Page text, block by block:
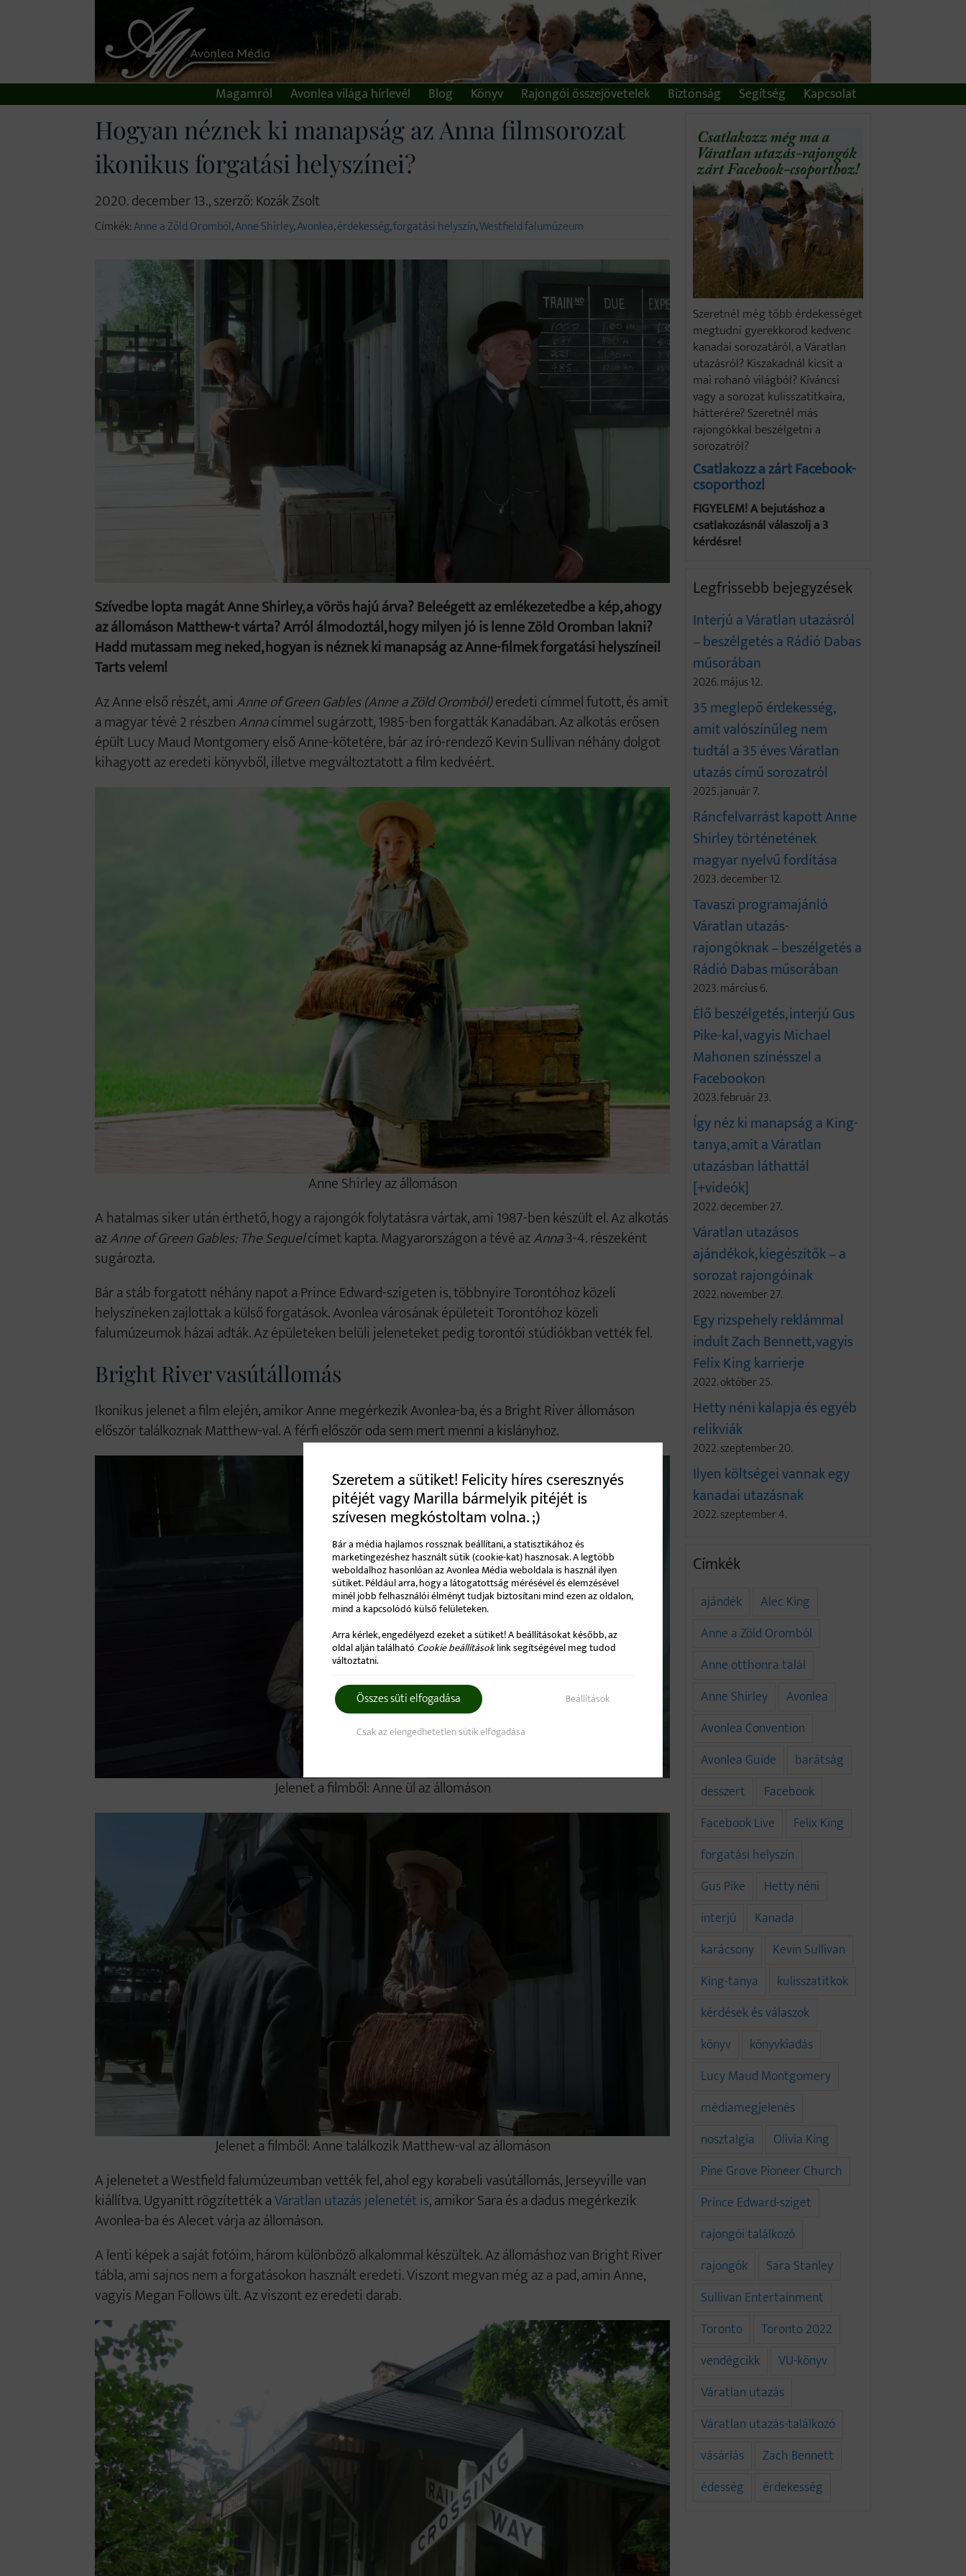
Magamról Avonlea világa hírlevél Blog Könyv Rajongói összejövetelek Biztonság Segítség Kapcsolat
Hogyan néznek ki manapság az Anna filmsorozat
ikonikus forgatási helyszínei?
2020. december 13., szerző: Kozák Zsolt
Címkék:Anne a Zöld Oromból,Anne Shirley,Avonlea,érdekesség,forgatási helyszín,Westfield falumúzeum
Szívedbe lopta magát Anne Shirley, a vörös hajú árva? Beleégett az emlékezetedbe a kép, ahogy
az állomáson Matthew-t várta? Arról álmodoztál, hogy milyen jó is lenne Zöld Oromban lakni?
Hadd mutassam meg neked, hogyan is néznek ki manapság az Anne-filmek forgatási helyszínei!
Tarts velem!
Az Anne első részét, amiAnne of Green Gables (Anne a Zöld Oromból)eredeti címmel futott, és amit
a magyar tévé 2 részbenAnnacímmel sugárzott, 1985-ben forgatták Kanadában. Az alkotás erősen
épült Lucy Maud Montgomery első Anne-kötetére, bár az író-rendező Kevin Sullivan néhány dolgot
kihagyott az eredeti könyvből, illetve megváltoztatott a film kedvéért.
Anne Shirley az állomáson
A hatalmas siker után érthető, hogy a rajongók folytatásra vártak, ami 1987-ben készült el. Az alkotás
azAnne of Green Gables: The Sequelcímet kapta. Magyarországon a tévé azAnna3-4. részeként
sugározta.
Bár a stáb forgatott néhány napot a Prince Edward-szigeten is, többnyire Torontóhoz közeli
helyszíneken zajlottak a külső forgatások. Avonlea városának épületeit Torontóhoz közeli
falumúzeumok házai adták. Az épületeken belüli jeleneteket pedig torontói stúdiókban vették fel.
Bright River vasútállomás
Ikonikus jelenet a film elején, amikor Anne megérkezik Avonlea-ba, és a Bright River állomáson
először találkoznak Matthew-val. A férfi először oda sem mert menni a kislányhoz.
Jelenet a filmből: Anne ül az állomáson
Jelenet a filmből: Anne találkozik Matthew-val az állomáson
A jelenetet a Westfield falumúzeumban vették fel, ahol egy korabeli vasútállomás, Jerseyville van
kiállítva. Ugyanitt rögzítették aVáratlan utazás jelenetét is, amikor Sara és a dadus megérkezik
Avonlea-ba és Alecet várja az állomáson.
A lenti képek a saját fotóim, három különböző alkalommal készültek. Az állomáshoz van Bright River
tábla, ami sajnos nem a forgatásokon használt eredeti. Viszont megvan még az a pad, amin Anne,
vagyis Megan Follows ült. Az viszont ez eredeti darab.
Szeretnél még több érdekességet
megtudni gyerekkorod kedvenc
kanadai sorozatáról, a Váratlan
utazásról? Kiszakadnál kicsit a
mai rohanó világból? Kíváncsi
vagy a sorozat kulisszatitkaira,
hátterére? Szeretnél más
rajongókkal beszélgetni a
sorozatról?
Csatlakozz a zárt Facebook-
csoporthoz!
FIGYELEM! A bejutáshoz a
csatlakozásnál válaszolj a 3
kérdésre!
Legfrissebb bejegyzések
Interjú a Váratlan utazásról
– beszélgetés a Rádió Dabas
műsorában
2026. május 12.
35 meglepő érdekesség,
amit valószínűleg nem
tudtál a 35 éves Váratlan
utazás című sorozatról
2025. január 7.
Ráncfelvarrást kapott Anne
Shirley történetének
magyar nyelvű fordítása
2023. december 12.
Tavaszi programajánló
Váratlan utazás-
rajongóknak – beszélgetés a
Rádió Dabas műsorában
2023. március 6.
Élő beszélgetés, interjú Gus
Pike-kal, vagyis Michael
Mahonen színésszel a
Facebookon
2023. február 23.
Így néz ki manapság a King-
tanya, amit a Váratlan
utazásban láthattál
[+videók]
2022. december 27.
Váratlan utazásos
ajándékok, kiegészítők – a
sorozat rajongóinak
2022. november 27.
Egy rizspehely reklámmal
indult Zach Bennett, vagyis
Felix King karrierje
2022. október 25.
Hetty néni kalapja és egyéb
relikviák
2022. szeptember 20.
Ilyen költségei vannak egy
kanadai utazásnak
2022. szeptember 4.
Címkék
ajándék
Alec King
Anne a Zöld Oromból
Anne otthonra talál
Anne Shirley
Avonlea
Avonlea Convention
Avonlea Guide
barátság
desszert
Facebook
Facebook Live
Felix King
forgatási helyszín
Gus Pike
Hetty néni
interjú
Kanada
karácsony
Kevin Sullivan
King-tanya
kulisszatitkok
kérdések és válaszok
könyv
könyvkiadás
Lucy Maud Montgomery
médiamegjelenés
nosztalgia
Olivia King
Pine Grove Pioneer Church
Prince Edward-sziget
rajongói találkozó
rajongók
Sara Stanley
Sullivan Entertainment
Toronto
Toronto 2022
vendégcikk
VU-könyv
Váratlan utazás
Váratlan utazás-találkozó
vásárlás
Zach Bennett
édesség
érdekesség
Szeretem a sütiket! Felicity híres cseresznyés
pitéjét vagy Marilla bármelyik pitéjét is
szívesen megkóstoltam volna. ;)
Bár a média hajlamos rossznak beállítani, a statisztikához és
marketingezéshez használt sütik (cookie-kat) hasznosak. A legtöbb
weboldalhoz hasonlóan az Avonlea Média weboldala is használ ilyen
sütiket. Például arra, hogy a látogatottság mérésével és elemzésével
minél jobb felhasználói élményt tudjak biztosítani mind ezen az oldalon,
mind a kapcsolódó külső felületeken.
Arra kérlek, engedélyezd ezeket a sütiket! A beállításokat később, az
oldal alján található Cookie beállításoklink segítségével meg tudod
változtatni.
Összes süti elfogadása
Beállítások
Csak az elengedhetetlen sütik elfogadása